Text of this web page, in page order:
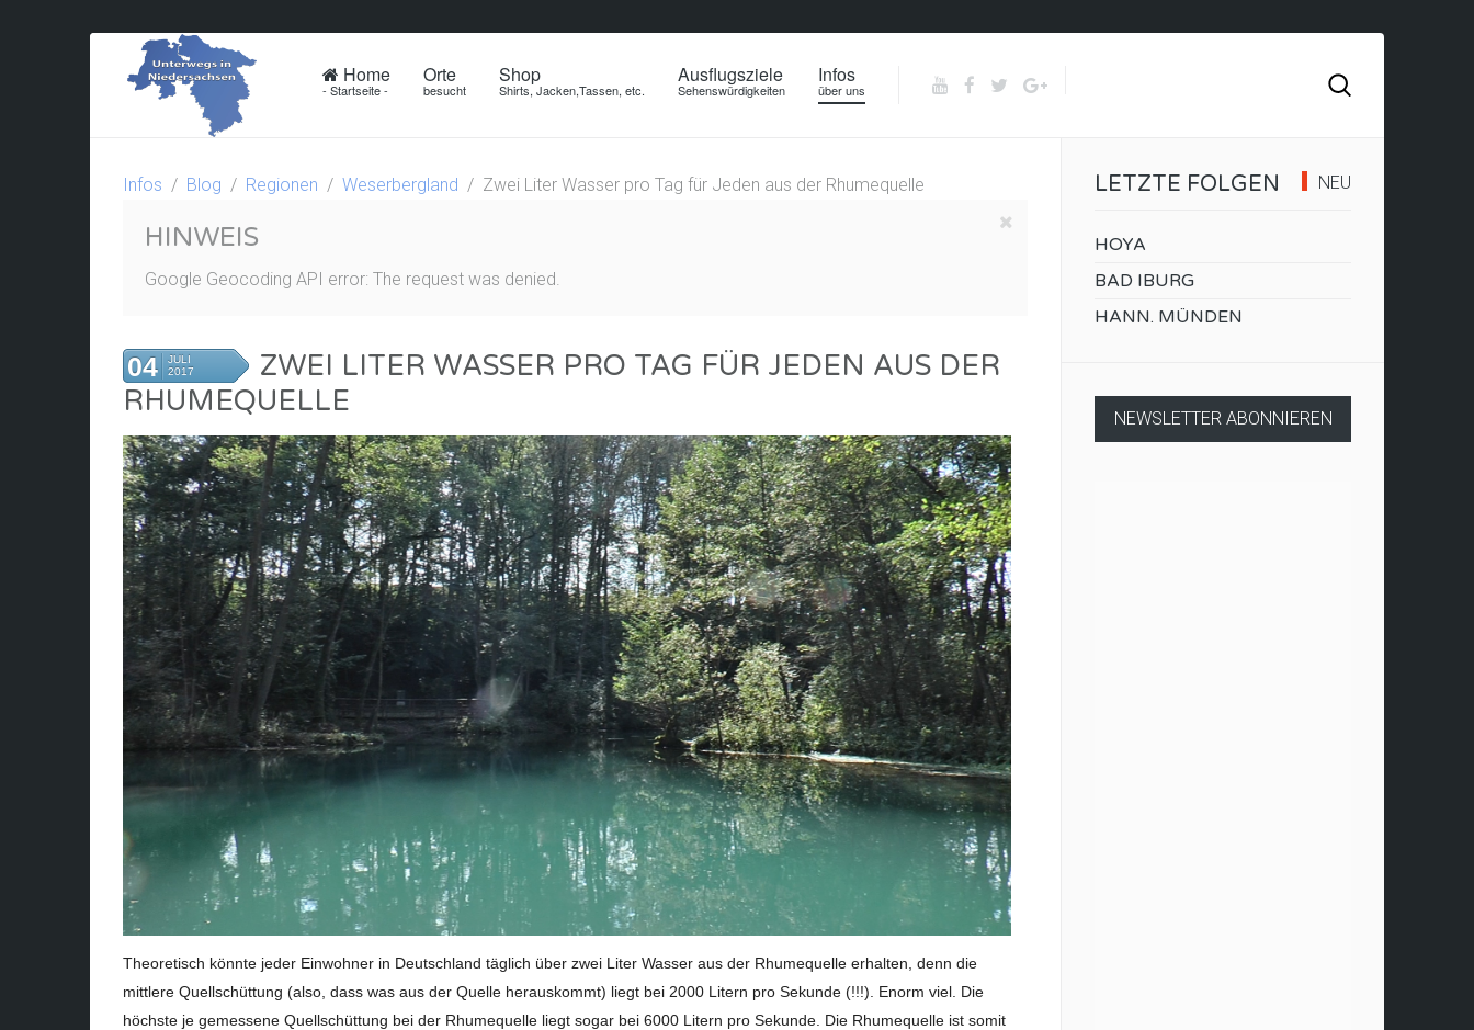
Home
- Startseite -
Orte
besucht
Shop
Shirts, Jacken,Tassen, etc.
Ausflugsziele
Sehenswürdigkeiten
Infos
über uns
Infos Blog Regionen Weserbergland Zwei Liter Wasser pro Tag für Jeden aus der Rhumequelle
HINWEIS
Google Geocoding API error: The request was denied.
04
JULI
2017
ZWEI LITER WASSER PRO TAG FÜR JEDEN AUS DER
RHUMEQUELLE
Theoretisch könnte jeder Einwohner in Deutschland täglich über zwei Liter Wasser aus der Rhumequelle erhalten, denn die
mittlere Quellschüttung (also, dass was aus der Quelle herauskommt) liegt bei 2000 Litern pro Sekunde (!!!). Enorm viel. Die
höchste je gemessene Quellschüttung bei der Rhumequelle liegt sogar bei 6000 Litern pro Sekunde. Die Rhumequelle ist somit
NEU
LETZTE FOLGEN
HOYA
BAD IBURG
HANN. MÜNDEN
NEWSLETTER ABONNIEREN